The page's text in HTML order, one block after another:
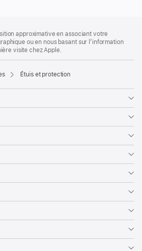
approximative en associant votre
ou en nous basant sur l’information
visite chez Apple.
Étuis et protection